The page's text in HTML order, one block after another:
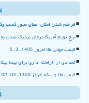
فراهم شدن امکان اعطای مجوز کسب
نرخ تورم آمریکا درحال نزدیک شدن به ۴ درصد
قیمت جهانی طلا امروز 1405، 3، 5
تعدادی از الزامات اداری برای بیمه
قیمت طلا و سکه امروز 1405، 03، 02